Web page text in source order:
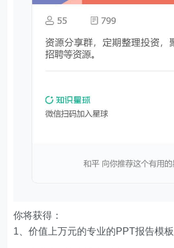
你将获得：
1、价值上万元的专业的PPT报告模板